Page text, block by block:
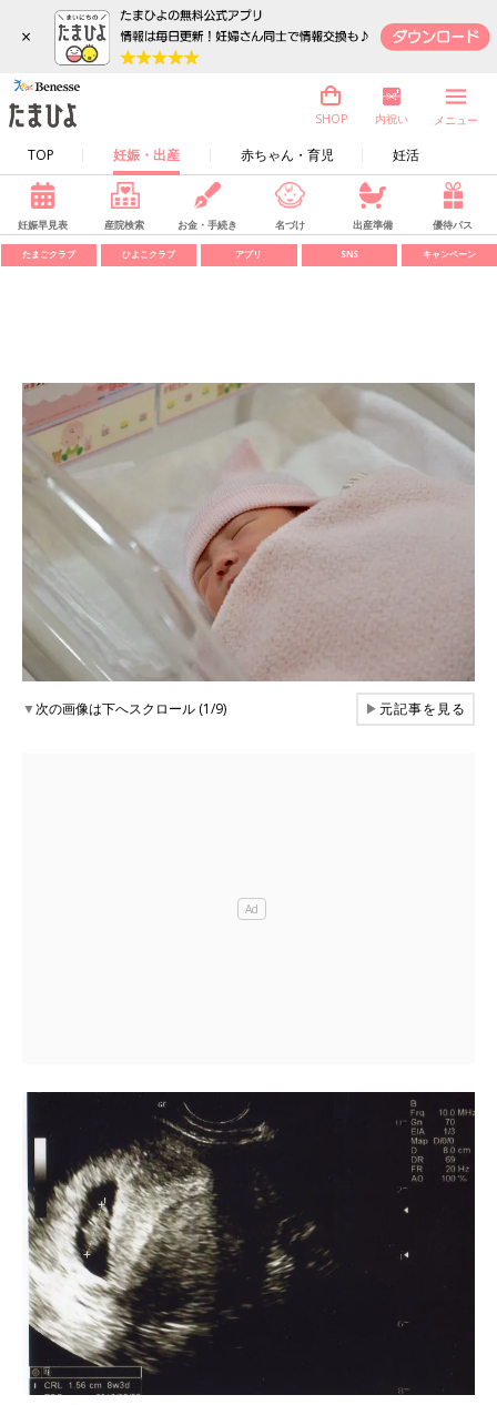
×
TOP 妊娠・出産 赤ちゃん・育児 妊活
SHOP 内祝い メニュー
妊娠早見表 産院検索 お金・手続き 名づけ 出産準備 優待パス
たまごクラブ ひよこクラブ アプリ SNS キャンペーン
▼次の画像は下へスクロール (1/9) ▶元記事を見る